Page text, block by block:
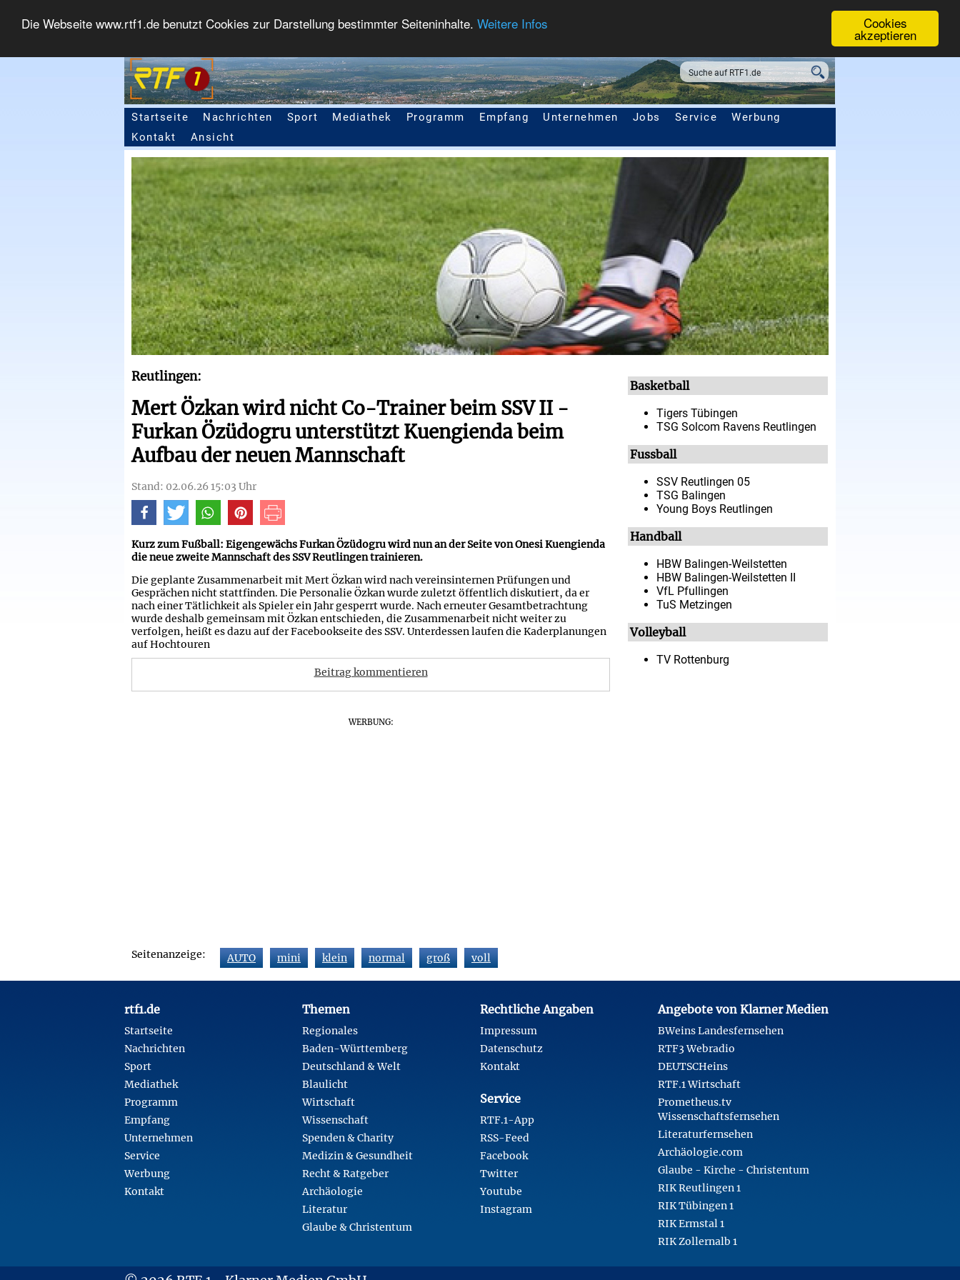
Cookies
akzeptieren
Die Webseite www.rtf1.de benutzt Cookies zur Darstellung bestimmter Seiteninhalte. Weitere Infos
Seitennavigation
Startseite Nachrichten Sport Mediathek Programm Empfang Unternehmen Jobs Service
Werbung
Kontakt
Ansicht
Reutlingen:
Mert Özkan wird nicht Co-Trainer beim SSV II -
Furkan Özüdogru unterstützt Kuengienda beim
Aufbau der neuen Mannschaft
Stand: 02.06.26 15:03 Uhr
Kurz zum Fußball: Eigengewächs Furkan Özüdogru wird nun an der Seite von Onesi Kuengienda
die neue zweite Mannschaft des SSV Reutlingen trainieren.
Die geplante Zusammenarbeit mit Mert Özkan wird nach vereinsinternen Prüfungen und
Gesprächen nicht stattfinden. Die Personalie Özkan wurde zuletzt öffentlich diskutiert, da er
nach einer Tätlichkeit als Spieler ein Jahr gesperrt wurde. Nach erneuter Gesamtbetrachtung
wurde deshalb gemeinsam mit Özkan entschieden, die Zusammenarbeit nicht weiter zu
verfolgen, heißt es dazu auf der Facebookseite des SSV. Unterdessen laufen die Kaderplanungen
auf Hochtouren
Beitrag kommentieren
WERBUNG:
Seitenanzeige: AUTO mini klein normal groß voll
Basketball
Tigers Tübingen
TSG Solcom Ravens Reutlingen
Fussball
SSV Reutlingen 05
TSG Balingen
Young Boys Reutlingen
Handball
HBW Balingen-Weilstetten
HBW Balingen-Weilstetten II
VfL Pfullingen
TuS Metzingen
Volleyball
TV Rottenburg
rtf1.de
Startseite
Nachrichten
Sport
Mediathek
Programm
Empfang
Unternehmen
Service
Werbung
Kontakt
Themen
Regionales
Baden-Württemberg
Deutschland & Welt
Blaulicht
Wirtschaft
Wissenschaft
Spenden & Charity
Medizin & Gesundheit
Recht & Ratgeber
Archäologie
Literatur
Glaube & Christentum
Rechtliche Angaben
Impressum
Datenschutz
Kontakt
Service
RTF.1-App
RSS-Feed
Facebook
Twitter
Youtube
Instagram
Angebote von Klarner Medien
BWeins Landesfernsehen
RTF3 Webradio
DEUTSCHeins
RTF.1 Wirtschaft
Prometheus.tv
Wissenschaftsfernsehen
Literaturfernsehen
Archäologie.com
Glaube - Kirche - Christentum
RIK Reutlingen 1
RIK Tübingen 1
RIK Ermstal 1
RIK Zollernalb 1